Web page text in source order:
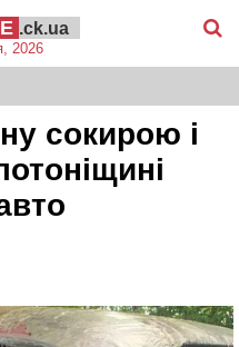
.ck.ua
2026
сокирою і